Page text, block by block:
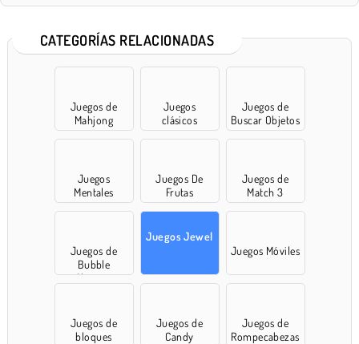
CATEGORÍAS RELACIONADAS
Juegos de
Mahjong
Juegos
clásicos
Juegos de
Buscar Objetos
Juegos
Mentales
Juegos De
Frutas
Juegos de
Match 3
Juegos de
Bubble
Shooter
Juegos Jewel
Juegos Móviles
Juegos de
bloques
Juegos de
Candy
Juegos de
Rompecabezas